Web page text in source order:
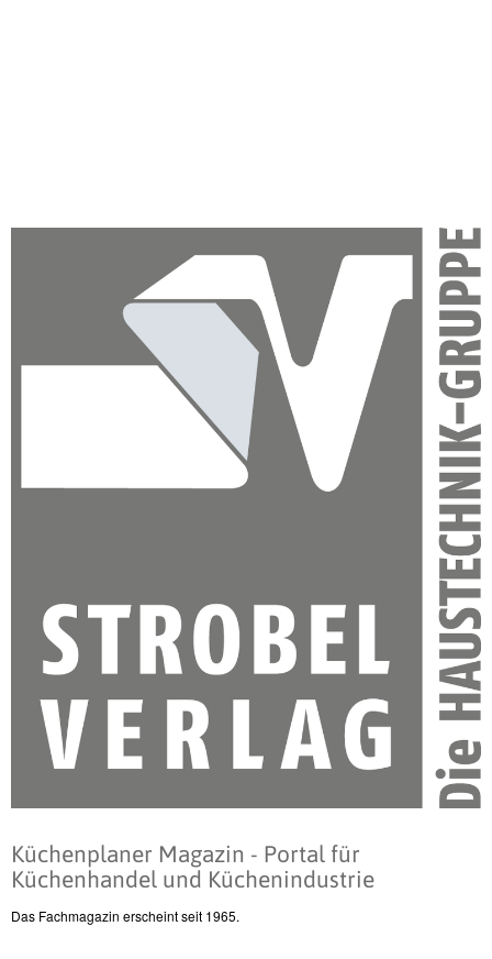
Küchenplaner Magazin - Portal für
Küchenhandel und Küchenindustrie
Das Fachmagazin erscheint seit 1965.